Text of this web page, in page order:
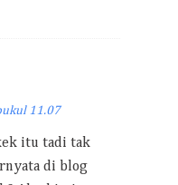
11.07
itu tadi tak
di blog